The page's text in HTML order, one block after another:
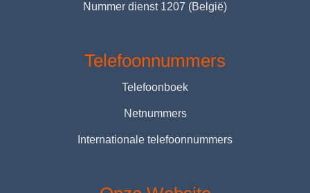
Nummer dienst 1207 (België)
Telefoonnummers
Telefoonboek
Netnummers
Internationale telefoonnummers